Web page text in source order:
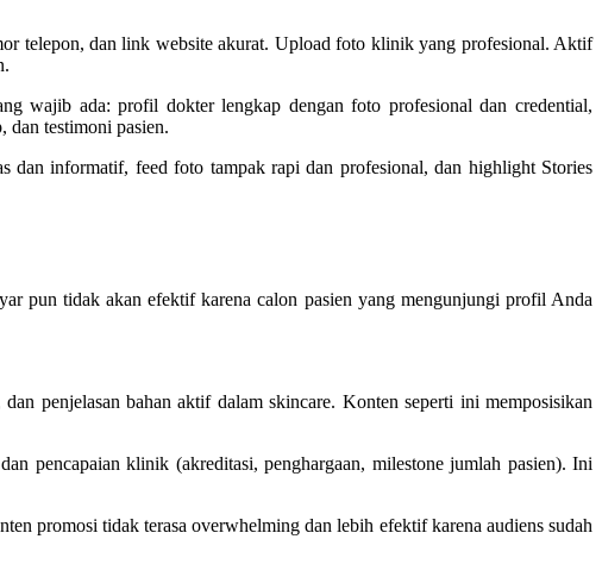
telepon, dan link website akurat. Upload foto klinik yang profesional. Aktif
wajib ada: profil dokter lengkap dengan foto profesional dan credential,
dan testimoni pasien.
dan informatif, feed foto tampak rapi dan profesional, dan highlight Stories
pun tidak akan efektif karena calon pasien yang mengunjungi profil Anda
penjelasan bahan aktif dalam skincare. Konten seperti ini memposisikan
pencapaian klinik (akreditasi, penghargaan, milestone jumlah pasien). Ini
promosi tidak terasa overwhelming dan lebih efektif karena audiens sudah